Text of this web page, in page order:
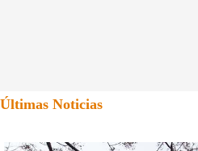
Últimas Noticias